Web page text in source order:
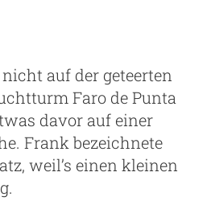
auf der geteerten
Faro de Punta
davor auf einer
Frank bezeichnete
weil’s einen kleinen